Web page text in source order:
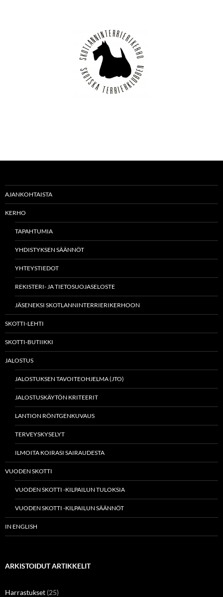
AJANKOHTAISTA
KERHO
TAPAHTUMIA
YHDISTYKSEN SÄÄNNÖT
YHTEYSTIEDOT
REKISTERI- JA TIETOSUOJASELOSTE
JÄSENEKSI SKOTLANNINTERRIERIKERHOON
SKOTTI-LEHTI
SKOTTI-BUTIIKKI
JALOSTUS
JALOSTUKSEN TAVOITEOHJELMA (JTO)
JALOSTUSKÄYTÖN KRITEERIT
LANTION RÖNTGENKUVAUS
TERVEYSKYSELYT
ILMOITA KOIRASI SAIRAUDESTA
VUODEN SKOTTI
VUODEN SKOTTI -KILPAILUN TULOKSIA
VUODEN SKOTTI -KILPAILUN SÄÄNNÖT
IN ENGLISH
ARKISTOIDUT ARTIKKELIT
Harrastukset (25)